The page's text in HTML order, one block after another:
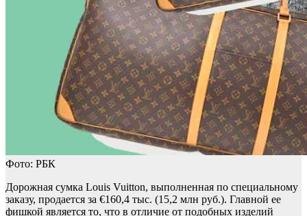
Фото: РБК
Дорожная сумка Louis Vuitton, выполненная по специальному
заказу, продается за €160,4 тыс. (15,2 млн руб.). Главной ее
фишкой является то, что в отличие от подобных изделий